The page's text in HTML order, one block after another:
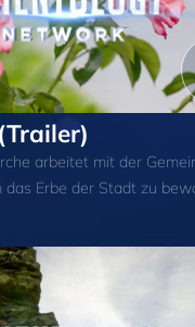
arbeitet mit der
das Erbe der Stadt zu